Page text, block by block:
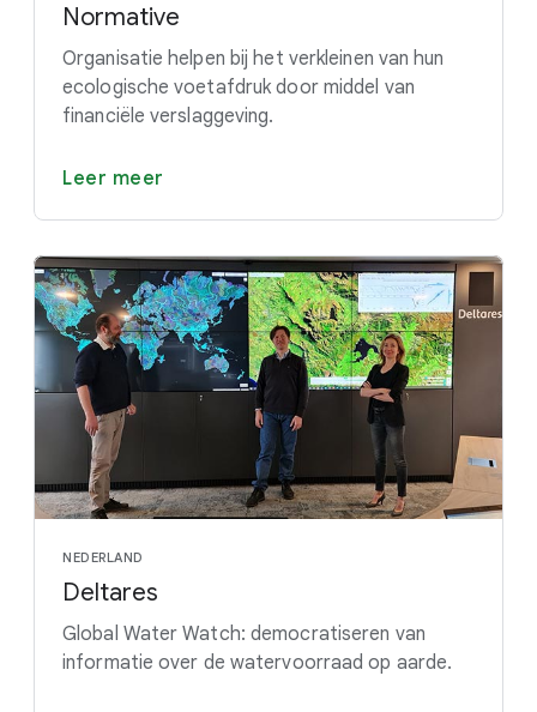
Normative
Organisatie helpen bij het verkleinen van hun
ecologische voetafdruk door middel van
financiële verslaggeving.
Leer meer
NEDERLAND
Deltares
Global Water Watch: democratiseren van
informatie over de watervoorraad op aarde.